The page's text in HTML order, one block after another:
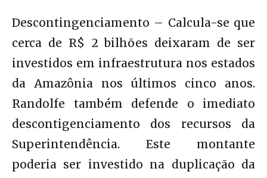
Descontingenciamento – Calcula-se que
cerca de R$ 2 bilhões deixaram de ser
investidos em infraestrutura nos estados
da Amazônia nos últimos cinco anos.
Randolfe também defende o imediato
descontigenciamento dos recursos da
Superintendência. Este montante
poderia ser investido na duplicação da